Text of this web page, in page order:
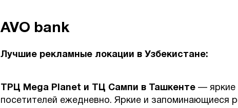
AVO bank
Лучшие рекламные локации в Узбекистане:
ТРЦ Mega Planet и ТЦ Сампи в Ташкенте — яркие
посетителей ежедневно. Яркие и запоминающиеся